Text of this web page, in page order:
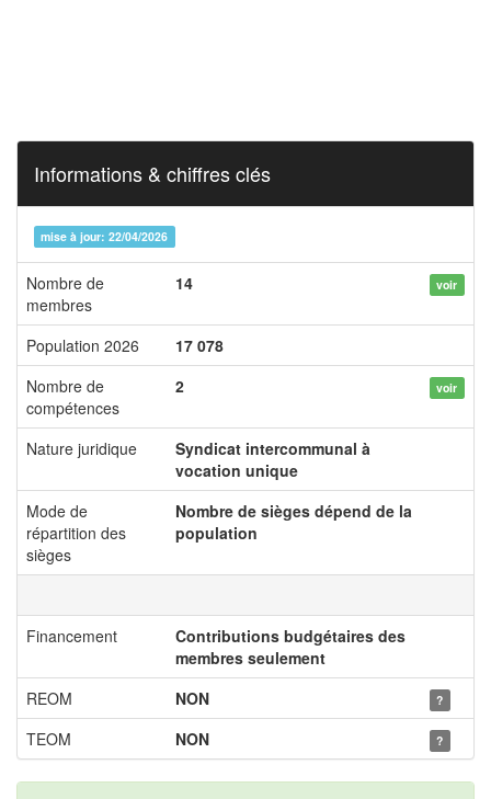
Informations & chiffres clés
mise à jour: 22/04/2026
Nombre de
membres
14 voir
Population 2026
17 078
Nombre de
compétences
2 voir
Nature juridique
Syndicat intercommunal à
vocation unique
Mode de
répartition des
sièges
Nombre de sièges dépend de la
population
Financement
Contributions budgétaires des
membres seulement
REOM
NON ?
TEOM NON ?